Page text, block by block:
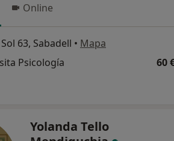
Online
63, Sabadell • Mapa
Psicología
60
Yolanda Tello